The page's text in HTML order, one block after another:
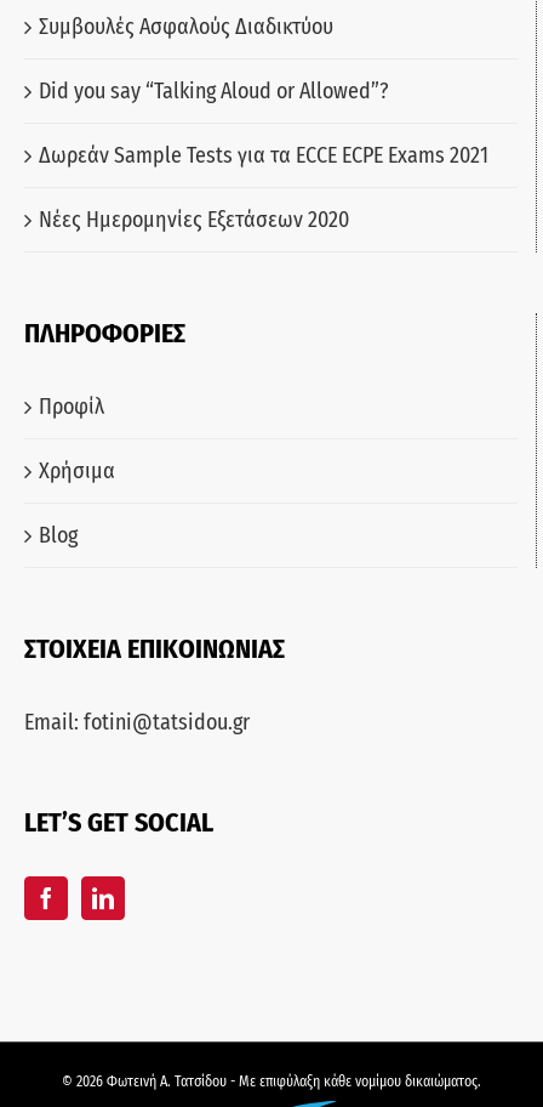
Συμβουλές Ασφαλούς Διαδικτύου
Did you say “Talking Aloud or Allowed”?
Δωρεάν Sample Tests για τα ECCE ECPE Exams 2021
Νέες Ημερομηνίες Εξετάσεων 2020
ΠΛΗΡΟΦΟΡΙΕΣ
Προφίλ
Χρήσιμα
Blog
ΣΤΟΙΧΕΙΑ ΕΠΙΚΟΙΝΩΝΙΑΣ
Email: fotini@tatsidou.gr
LET’S GET SOCIAL
© 2026 Φωτεινή Α. Τατσίδου - Με επιφύλαξη κάθε νομίμου δικαιώματος.